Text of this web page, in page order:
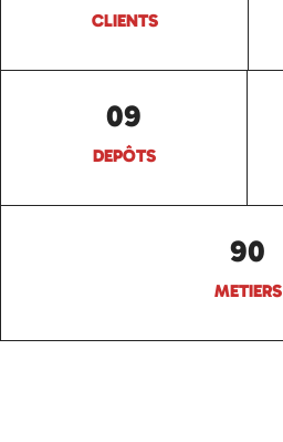
CLIENTS
09
DEPÔTS
90
METIERS